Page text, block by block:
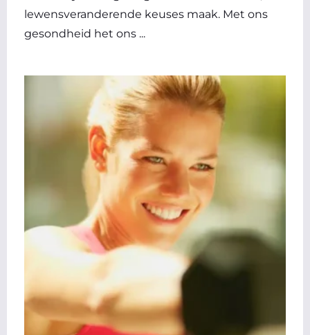
lewensveranderende keuses maak. Met ons
gesondheid het ons ...